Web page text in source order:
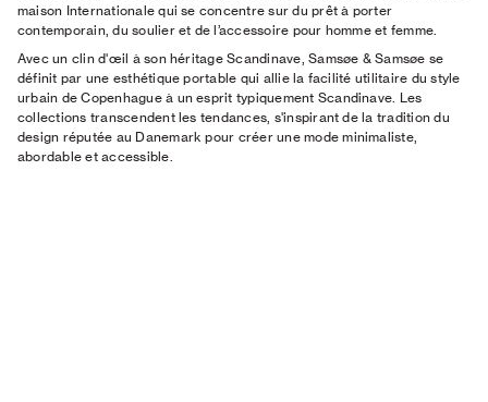
maison Internationale qui se concentre sur du prêt à porter
contemporain, du soulier et de l’accessoire pour homme et femme.
Avec un clin d'œil à son héritage Scandinave, Samsøe & Samsøe se
définit par une esthétique portable qui allie la facilité utilitaire du style
urbain de Copenhague à un esprit typiquement Scandinave. Les
collections transcendent les tendances, s'inspirant de la tradition du
design réputée au Danemark pour créer une mode minimaliste,
abordable et accessible.